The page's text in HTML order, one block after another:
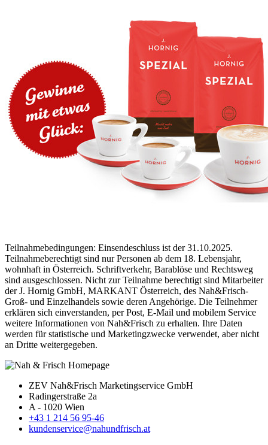
Teilnahmebedingungen: Einsendeschluss ist der 31.10.2025.
Teilnahmeberechtigt sind nur Personen ab dem 18. Lebensjahr,
wohnhaft in Österreich. Schriftverkehr, Barablöse und Rechtsweg
sind ausgeschlossen. Nicht zur Teilnahme berechtigt sind Mitarbeiter
der J. Hornig GmbH, MARKANT Österreich, des Nah&Frisch-
Groß- und Einzelhandels sowie deren Angehörige. Die Teilnehmer
erklären sich einverstanden, per Post, E-Mail und mobilem Service
weitere Informationen von Nah&Frisch zu erhalten. Ihre Daten
werden für statistische und Marketingzwecke verwendet, aber nicht
an Dritte weitergegeben.
ZEV Nah&Frisch Marketingservice GmbH
Radingerstraße 2a
A - 1020 Wien
+43 1 214 56 95-46
kundenservice@nahundfrisch.at